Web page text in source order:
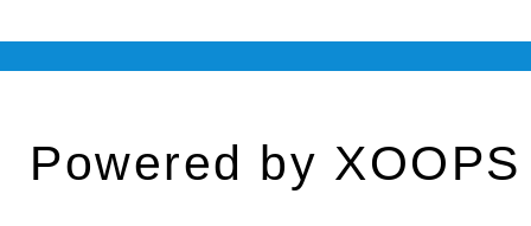
Powered by XOOPS